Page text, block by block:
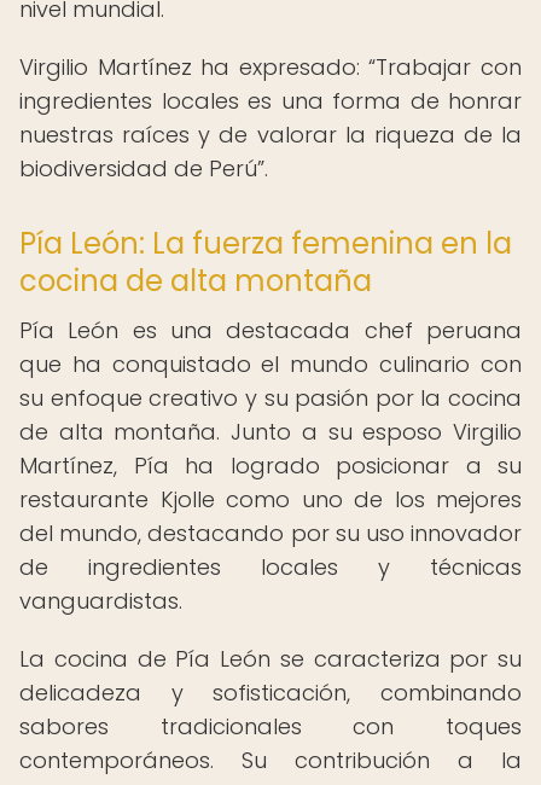
nivel mundial.
Virgilio Martínez ha expresado: Trabajar con
ingredientes locales es una forma de honrar
nuestras raíces y de valorar la riqueza de la
biodiversidad de Perú .
Pía León: La fuerza femenina en la
cocina de alta montaña
Pía León es una destacada chef peruana
que ha conquistado el mundo culinario con
su enfoque creativo y su pasión por la cocina
de alta montaña. Junto a su esposo Virgilio
Martínez, Pía ha logrado posicionar a su
restaurante Kjolle como uno de los mejores
del mundo, destacando por su uso innovador
de ingredientes locales y técnicas
vanguardistas.
La cocina de Pía León se caracteriza por su
delicadeza y sofisticación, combinando
sabores tradicionales con toques
contemporáneos. Su contribución a la